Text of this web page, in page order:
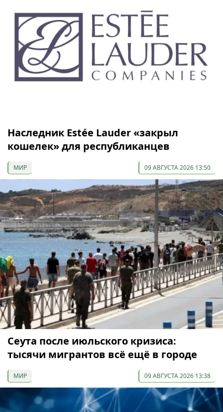
Наследник Estée Lauder «закрыл
кошелек» для республиканцев
МИР 09 АВГУСТА 2026 13:50
Сеута после июльского кризиса:
тысячи мигрантов всё ещё в городе
МИР 09 АВГУСТА 2026 13:38